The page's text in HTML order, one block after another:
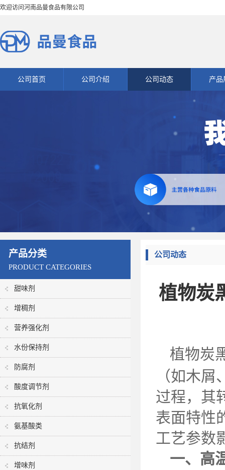
欢迎访问河南品曼食品有限公司
公司首页 公司介绍 公司动态 产品
产品分类
PRODUCT CATEGORIES
甜味剂
增稠剂
营养强化剂
水份保持剂
防腐剂
酸度调节剂
抗氧化剂
氨基酸类
抗结剂
增味剂
公司动态
植物炭
植物炭
（如木
过程，其
表面特性
工艺参数
一、高